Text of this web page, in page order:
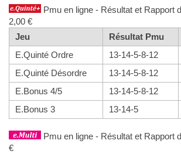
Pmu en ligne - Résultat et Rapport
2,00 €
Jeu
Résultat Pmu
E.Quinté Ordre
13-14-5-8-12
E.Quinté Désordre
13-14-5-8-12
E.Bonus 4/5
13-14-5-8-12
E.Bonus 3
13-14-5
Pmu en ligne - Résultat et Rapport
€